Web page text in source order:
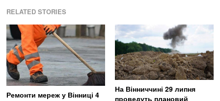
RELATED STORIES
Ремонти мереж у Вінниці 4
На Вінниччині 29 липня
проведуть плановий